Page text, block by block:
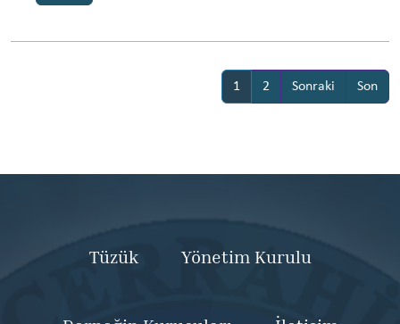
1 2 Sonraki Son
Tüzük Yönetim Kurulu